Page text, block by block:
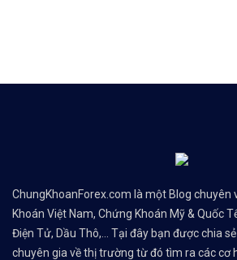
ChungKhoanForex.com là một Blog chuyên
Khoán Việt Nam, Chứng Khoán Mỹ & Quốc
Điện Tử, Dầu Thô,... Tại đây bạn được chia
chuyên gia về thị trường từ đó tìm ra các cơ